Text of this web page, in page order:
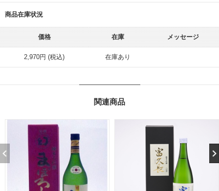
商品在庫状況
価格 在庫 メッセージ
2,970円 (税込) 在庫あり
関連商品